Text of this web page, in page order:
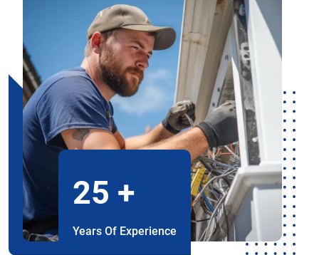
25 +
Years Of Experience